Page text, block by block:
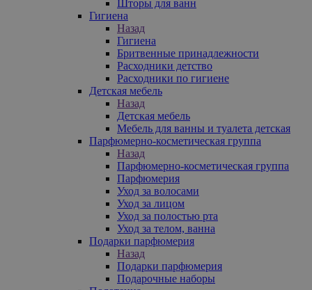
Шторы для ванн
Гигиена
Назад
Гигиена
Бритвенные принадлежности
Расходники детство
Расходники по гигиене
Детская мебель
Назад
Детская мебель
Мебель для ванны и туалета детская
Парфюмерно-косметическая группа
Назад
Парфюмерно-косметическая группа
Парфюмерия
Уход за волосами
Уход за лицом
Уход за полостью рта
Уход за телом, ванна
Подарки парфюмерия
Назад
Подарки парфюмерия
Подарочные наборы